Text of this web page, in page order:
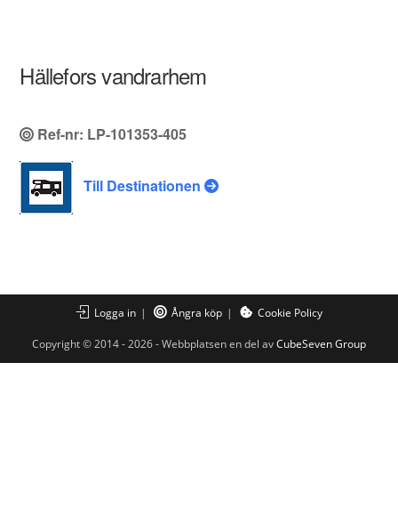
Hällefors vandrarhem
Ref-nr: LP-101353-405
Till Destinationen
Logga in Ångra köp Cookie Policy
Copyright © 2014 - 2026 - Webbplatsen en del avCubeSeven Group